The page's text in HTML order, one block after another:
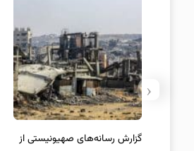
واکنش نتانیاهو به حمله استرالیا
‹